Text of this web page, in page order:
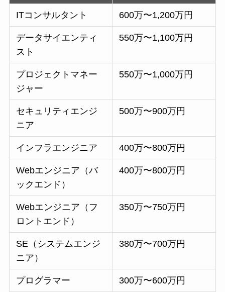
ITコンサルタント 600万〜1,200万円
データサイエンティ
スト
550万〜1,100万円
プロジェクトマネー
ジャー
550万〜1,000万円
セキュリティエンジ
ニア
500万〜900万円
インフラエンジニア 400万〜800万円
Webエンジニア（バ
ックエンド）
400万〜800万円
Webエンジニア（フ
ロントエンド）
350万〜750万円
SE（システムエンジ
ニア）
380万〜700万円
プログラマー 300万〜600万円